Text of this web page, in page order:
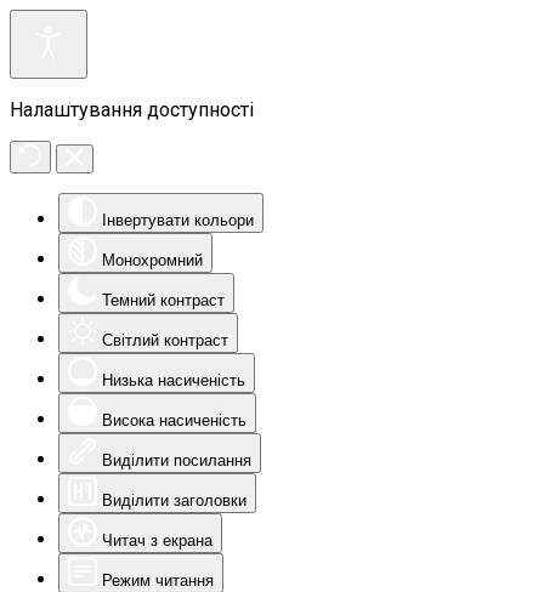
Налаштування доступності
Інвертувати кольори
Монохромний
Темний контраст
Світлий контраст
Низька насиченість
Висока насиченість
Виділити посилання
Виділити заголовки
Читач з екрана
Режим читання